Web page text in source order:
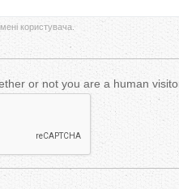
користувача.
or not you are a human